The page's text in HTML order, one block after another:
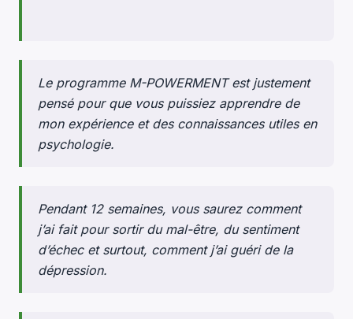
Le programme M-POWERMENT est justement
pensé pour que vous puissiez apprendre de
mon expérience et des connaissances utiles en
psychologie.
Pendant 12 semaines, vous saurez comment
j’ai fait pour sortir du mal-être, du sentiment
d’échec et surtout, comment j’ai guéri de la
dépression.